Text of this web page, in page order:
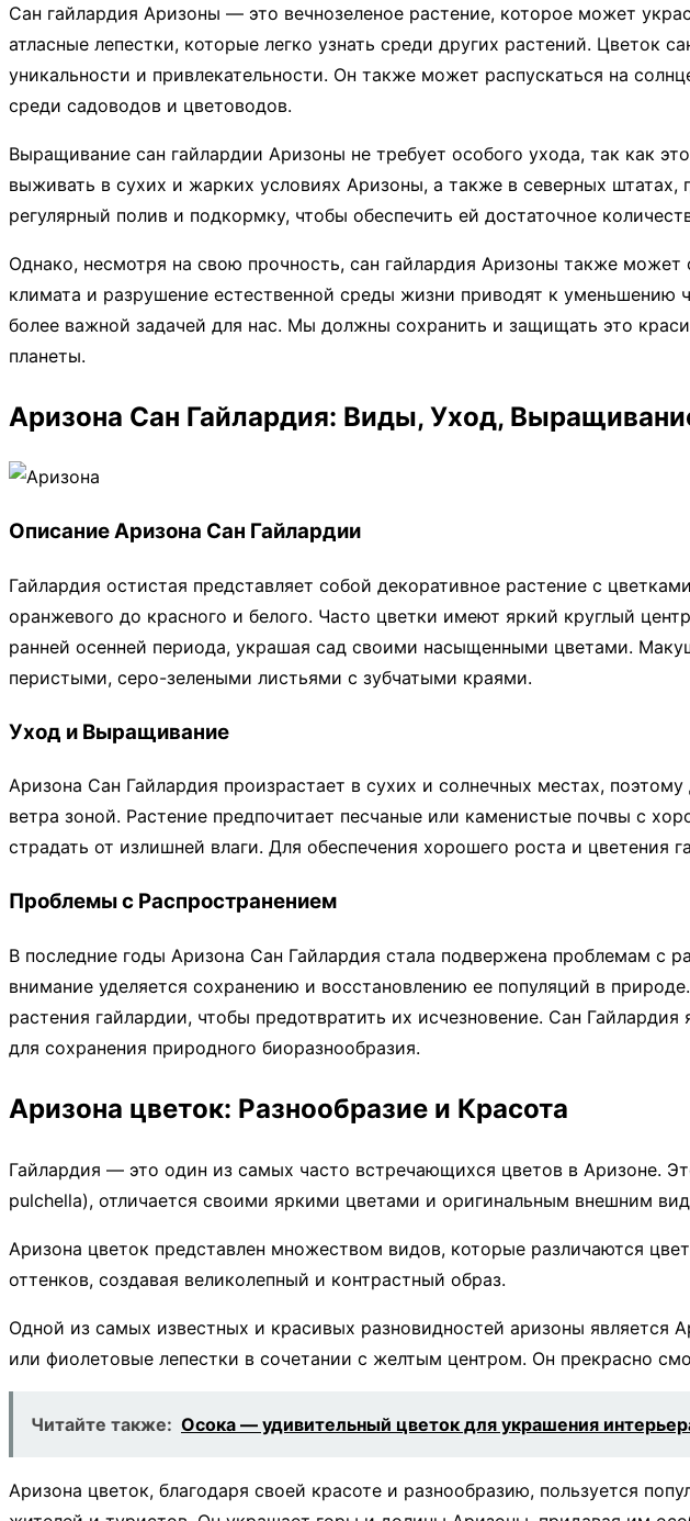
Сан гайлардия Аризоны — это вечнозеленое растение, которое может
атласные лепестки, которые легко узнать среди других растений. Цветок
уникальности и привлекательности. Он также может распускаться на
среди садоводов и цветоводов.
Выращивание сан гайлардии Аризоны не требует особого ухода, так как
выживать в сухих и жарких условиях Аризоны, а также в северных
регулярный полив и подкормку, чтобы обеспечить ей достаточное
Однако, несмотря на свою прочность, сан гайлардия Аризоны также
климата и разрушение естественной среды жизни приводят к уменьшению
более важной задачей для нас. Мы должны сохранить и защищать это
планеты.
Аризона Сан Гайлардия: Виды, Уход,
Описание Аризона Сан Гайлардии
Гайлардия остистая представляет собой декоративное растение с
оранжевого до красного и белого. Часто цветки имеют яркий круглый
ранней осенней периода, украшая сад своими насыщенными цветами.
перистыми, серо-зелеными листьями с зубчатыми краями.
Уход и Выращивание
Аризона Сан Гайлардия произрастает в сухих и солнечных местах,
ветра зоной. Растение предпочитает песчаные или каменистые почвы с
страдать от излишней влаги. Для обеспечения хорошего роста и цветения
Проблемы с Распространением
В последние годы Аризона Сан Гайлардия стала подвержена проблемам с
внимание уделяется сохранению и восстановлению ее популяций в
растения гайлардии, чтобы предотвратить их исчезновение. Сан
для сохранения природного биоразнообразия.
Аризона цветок: Разнообразие и Красота
Гайлардия — это один из самых часто встречающихся цветов в Аризоне.
pulchella), отличается своими яркими цветами и оригинальным внешним
Аризона цветок представлен множеством видов, которые различаются
оттенков, создавая великолепный и контрастный образ.
Одной из самых известных и красивых разновидностей аризоны
или фиолетовые лепестки в сочетании с желтым центром. Он прекрасно
Читайте также: Осока — удивительный цветок для украшения
Аризона цветок, благодаря своей красоте и разнообразию, пользуется